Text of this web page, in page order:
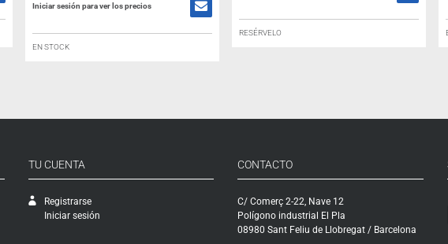
Iniciar sesión para ver los precios
EN STOCK
RESÉRVELO
TU CUENTA
Registrarse
Iniciar sesión
CONTACTO
C/ Comerç 2-22, Nave 12
Polígono industrial El Pla
08980 Sant Feliu de Llobregat / Barcelona